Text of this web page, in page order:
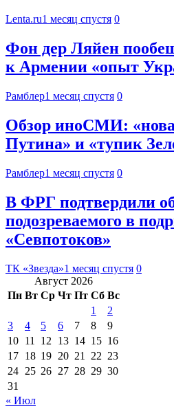
Lenta.ru1 месяц спустя 0
Фон дер Ляйен
к Армении «опыт
Рамблер1 месяц спустя 0
Обзор иноСМИ:
Путина» и «тупик
Рамблер1 месяц спустя 0
В ФРГ подтвердили
подозреваемого в
«Севпотоков»
ТК «Звезда»1 месяц спустя 0
Август 2026
Пн Вт Ср Чт Пт Сб Вс
1
2
3
4 5 6 7 8
9
10 11 12 13 14 15 16
17 18 19 20 21 22 23
24 25 26 27 28 29 30
31
« Июл